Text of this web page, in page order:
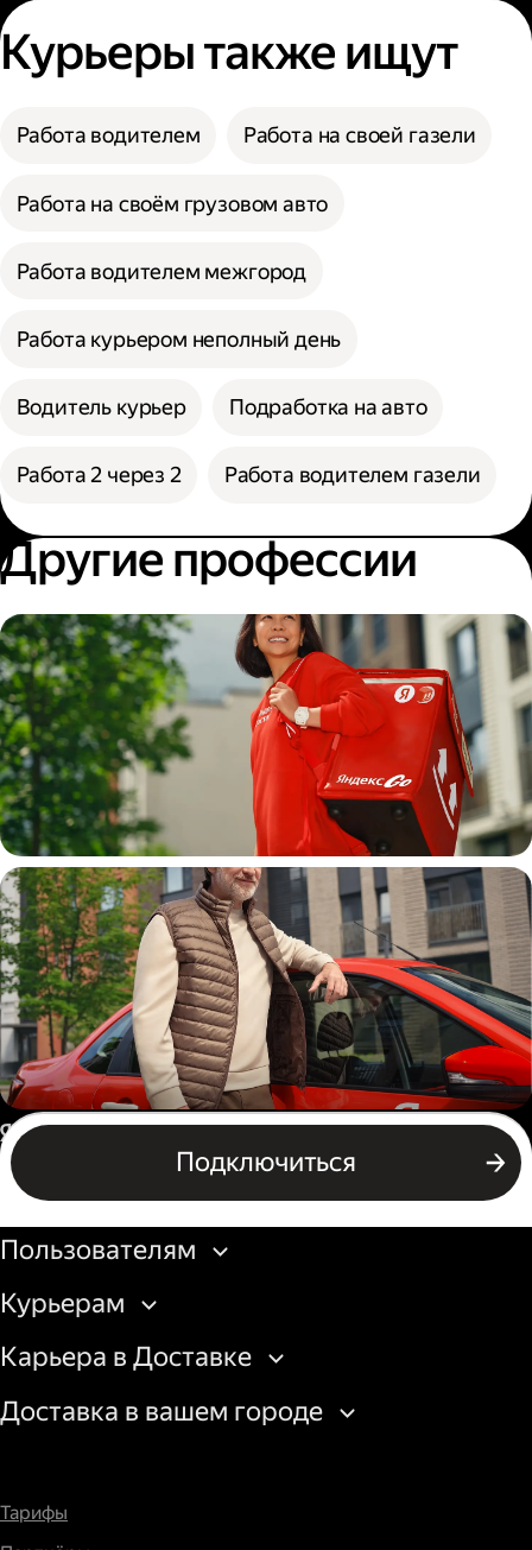
Курьеры также ищут
Работа водителем Работа на своей газели
Работа на своём грузовом авто
Работа водителем межгород
Работа курьером неполный день
Водитель курьер Подработка на авто
Работа 2 через 2 Работа водителем газели
Другие профессии
Пеший курьер
Автокурьер
Подключиться
Подключиться
Россия
Бизнесу
Пользователям
Курьерам
Карьера в Доставке
Доставка в вашем городе
Тарифы